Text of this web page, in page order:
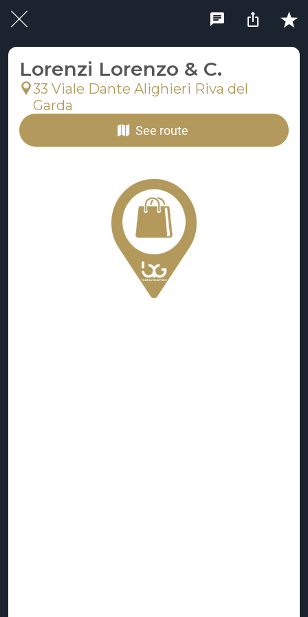
Lorenzi Lorenzo & C.
33 Viale Dante Alighieri Riva del
Garda
See route